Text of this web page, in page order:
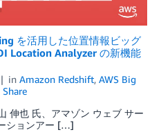
を活用した位置情報ビッグ
Location Analyzer の新機能
in Amazon Redshift, AWS Big
Share
伸也 氏、アマゾン ウェブ サー
ションアー […]